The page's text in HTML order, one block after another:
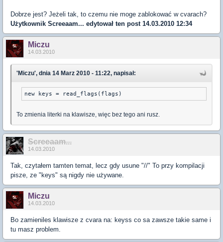
Dobrze jest? Jeżeli tak, to czemu nie moge zablokować w cvarach?
Użytkownik Screeaam... edytował ten post 14.03.2010 12:34
Miczu
14.03.2010
'Miczu', dnia 14 Marz 2010 - 11:22, napisał:
new keys = read_flags(flags)
To zmienia literki na klawisze, więc bez tego ani rusz.
Screeaam...
14.03.2010
Tak, czytałem tamten temat, lecz gdy usune "//" To przy kompilacji
pisze, ze "keys" są nigdy nie używane.
Miczu
14.03.2010
Bo zamieniles klawisze z cvara na: keyss co sa zawsze takie same i
tu masz problem.